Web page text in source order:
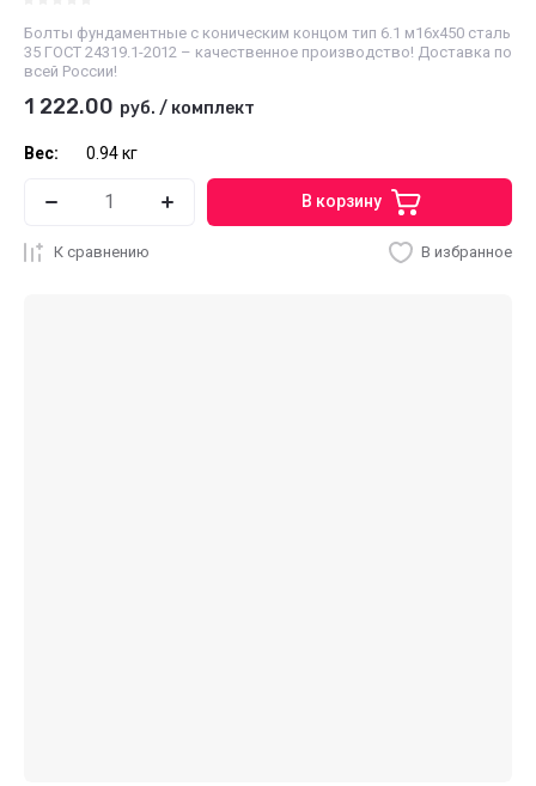
Болты фундаментные с коническим концом тип 6.1 м16х450 сталь
35 ГОСТ 24319.1-2012 – качественное производство! Доставка по
всей России!
1 222.00 руб. / комплект
Вес: 0.94 кг
В корзину
К сравнению В избранное